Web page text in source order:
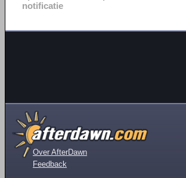
notificatie
Over AfterDawn
Feedback